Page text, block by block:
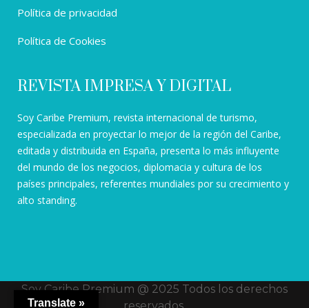
Política de privacidad
Política de Cookies
REVISTA IMPRESA Y DIGITAL
Soy Caribe Premium, revista internacional de turismo,
especializada en proyectar lo mejor de la región del Caribe,
editada y distribuida en España, presenta lo más influyente
del mundo de los negocios, diplomacia y cultura de los
países principales, referentes mundiales por su crecimiento y
alto standing.
Soy Caribe Premium @ 2025 Todos los derechos
Translate »